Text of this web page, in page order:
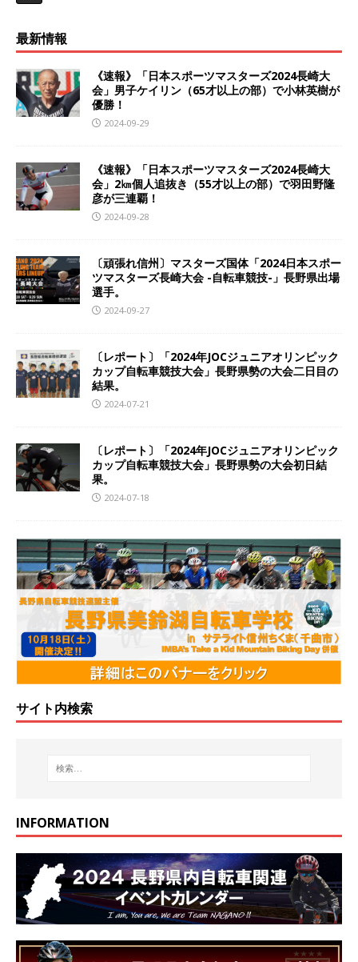
最新情報
《速報》「日本スポーツマスターズ2024長崎大
会」男子ケイリン（65才以上の部）で小林英樹が
優勝！
2024-09-29
《速報》「日本スポーツマスターズ2024長崎大
会」2㎞個人追抜き（55才以上の部）で羽田野隆
彦が三連覇！
2024-09-28
〔頑張れ信州〕マスターズ国体「2024日本スポー
ツマスターズ長崎大会 -自転車競技-」長野県出場
選手。
2024-09-27
〔レポート〕「2024年JOCジュニアオリンピック
カップ自転車競技大会」長野県勢の大会二日目の
結果。
2024-07-21
〔レポート〕「2024年JOCジュニアオリンピック
カップ自転車競技大会」長野県勢の大会初日結
果。
2024-07-18
サイト内検索
INFORMATION